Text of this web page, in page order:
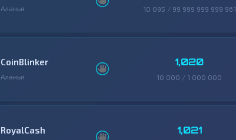
Аланья 10 095 / 99 999 999 999 961
CoinBlinker
Аланья
1,020
10 000 / 1 000 000
RoyalCash 1,021